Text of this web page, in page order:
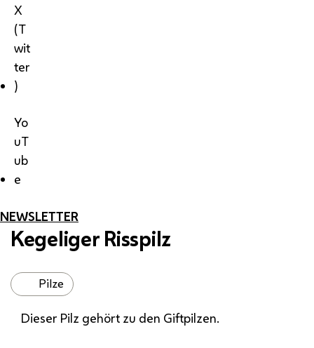
X
(T
wit
ter
)
Yo
uT
ub
e
NEWSLETTER
Kegeliger Risspilz
Pilze
Dieser Pilz gehört zu den Giftpilzen.